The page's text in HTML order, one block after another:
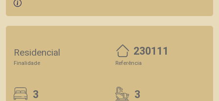
Residencial
Finalidade
230111
Referência
3 3